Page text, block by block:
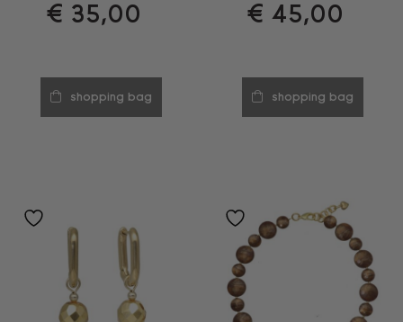
€ 35,00
shopping bag
€ 45,00
shopping bag